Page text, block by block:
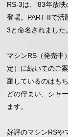
RS-3は、'83年放
登場。PART-IIで活
3と命名されました。
マシンRS（発売中
定）に続いてのご
羅しているのはも
どの佇まい、シャ
ます。
好評のマシンRSや